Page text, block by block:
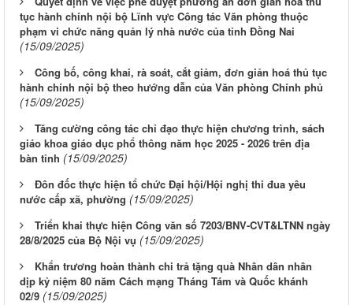
tục hành chính nội bộ Lĩnh vực Công tác Văn phòng thuộc
phạm vi chức năng quản lý nhà nước của tỉnh Đồng Nai
(15/09/2025)
Công bố, công khai, rà soát, cắt giảm, đơn giản hoá thủ tục
hành chính nội bộ theo hướng dẫn của Văn phòng Chính phủ
(15/09/2025)
Tăng cường công tác chỉ đạo thực hiện chương trình, sách
giáo khoa giáo dục phổ thông năm học 2025 - 2026 trên địa
bàn tỉnh (15/09/2025)
Đôn đốc thực hiện tổ chức Đại hội/Hội nghị thi đua yêu
nước cấp xã, phường (15/09/2025)
Triển khai thực hiện Công văn số 7203/BNV-CVT&LTNN ngày
28/8/2025 của Bộ Nội vụ (15/09/2025)
Khẩn trương hoàn thành chi trả tặng quà Nhân dân nhân
dịp kỷ niệm 80 năm Cách mạng Tháng Tám và Quốc khánh
02/9 (15/09/2025)